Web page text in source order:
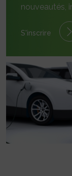
nouveautés,
S'inscrire